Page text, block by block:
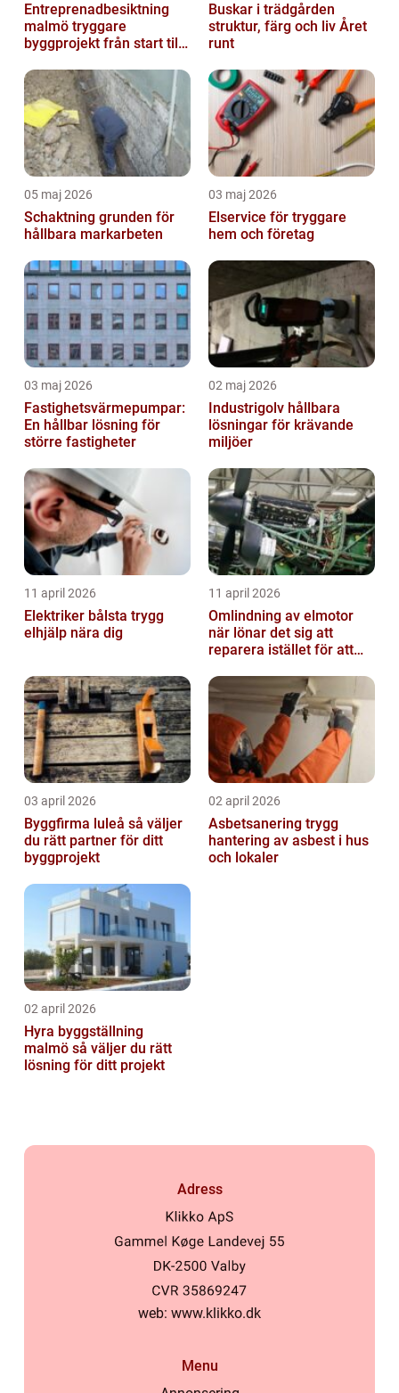
Entreprenadbesiktning
malmö tryggare
byggprojekt från start till
Buskar i trädgården
struktur, färg och liv Året
runt
05 maj 2026
Schaktning grunden för
hållbara markarbeten
03 maj 2026
Elservice för tryggare
hem och företag
03 maj 2026
Fastighetsvärmepumpar:
En hållbar lösning för
större fastigheter
02 maj 2026
Industrigolv hållbara
lösningar för krävande
miljöer
11 april 2026
Elektriker bålsta trygg
elhjälp nära dig
11 april 2026
Omlindning av elmotor
när lönar det sig att
reparera istället för att
03 april 2026
Byggfirma luleå så väljer
du rätt partner för ditt
byggprojekt
02 april 2026
Asbetsanering trygg
hantering av asbest i hus
och lokaler
02 april 2026
Hyra byggställning
malmö så väljer du rätt
lösning för ditt projekt
Adress
web: www.klikko.dk
Menu